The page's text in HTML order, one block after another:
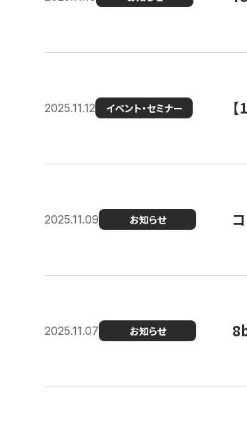
2025.11.12 イベント・セミナー
2025.11.09 お知らせ
2025.11.07 お知らせ